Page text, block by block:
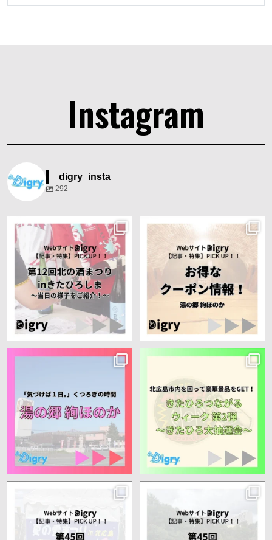
Instagram
digry_insta
292
みなさんこんにちは、Digryと申しま
す！
私達は出身地である『北海道...
8 0
みなさんこんにちは、Digryと申しま
私達は出身地である『北海道
9 0
みなさんこんにちは、Digryと申しま
11
みなさんこんにちは、Digryと申しま
私達は出身地である『北海道
24 0
みなさんこんにちは、Digryと申しま
私達は出身地である『北海道
21
みなさんこんにちは、Digryと申しま
私達は出身地である『北海道
29